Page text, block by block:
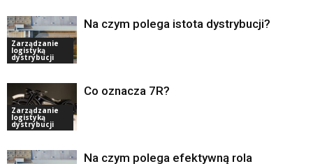
Zarządzanie
logistyką
dystrybucji
Na czym polega istota dystrybucji?
Zarządzanie
logistyką
dystrybucji
Co oznacza 7R?
Na czym polega efektywną rola